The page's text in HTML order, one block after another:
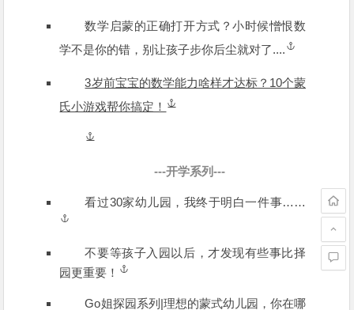
数学启蒙的正确打开方式？小时候憎恨数
学不是你的错，别让孩子步你后尘就对了....
3岁前宝宝的数学能力啥样才达标？10个蒙
氏小游戏帮你搞定！
---开学系列---
看过30家幼儿园，我终于明白一件事……
不要等孩子入园以后，才发现有些事比择
园更重要！
Go姐探园系列|理想的蒙式幼儿园，你在哪